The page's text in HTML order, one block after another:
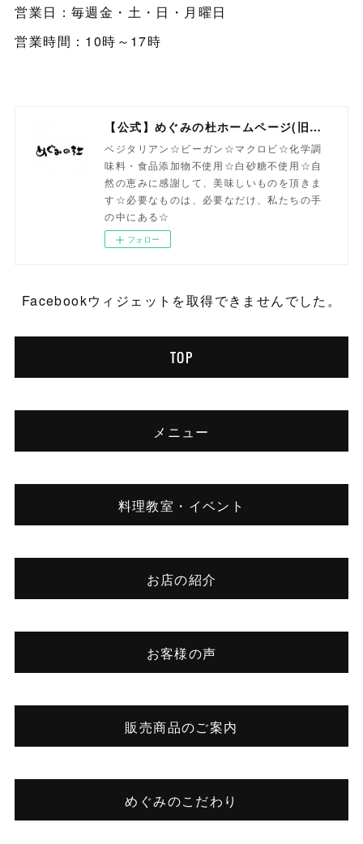
営業日：毎週金・土・日・月曜日
営業時間：10時～17時
【公式】めぐみの杜ホームページ(旧自然食工房）
ベジタリアン☆ビーガン☆マクロビ☆化学調
味料・食品添加物不使用☆白砂糖不使用☆自
然の恵みに感謝して、美味しいものを頂きま
す☆必要なものは、必要なだけ、私たちの手
の中にある☆
フォロー
Facebookウィジェットを取得できませんでした。
TOP
メニュー
料理教室・イベント
お店の紹介
お客様の声
販売商品のご案内
めぐみのこだわり